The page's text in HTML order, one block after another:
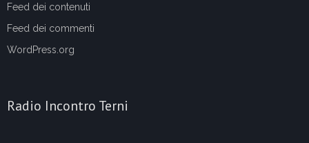
Feed dei contenuti
Feed dei commenti
WordPress.org
Radio Incontro Terni